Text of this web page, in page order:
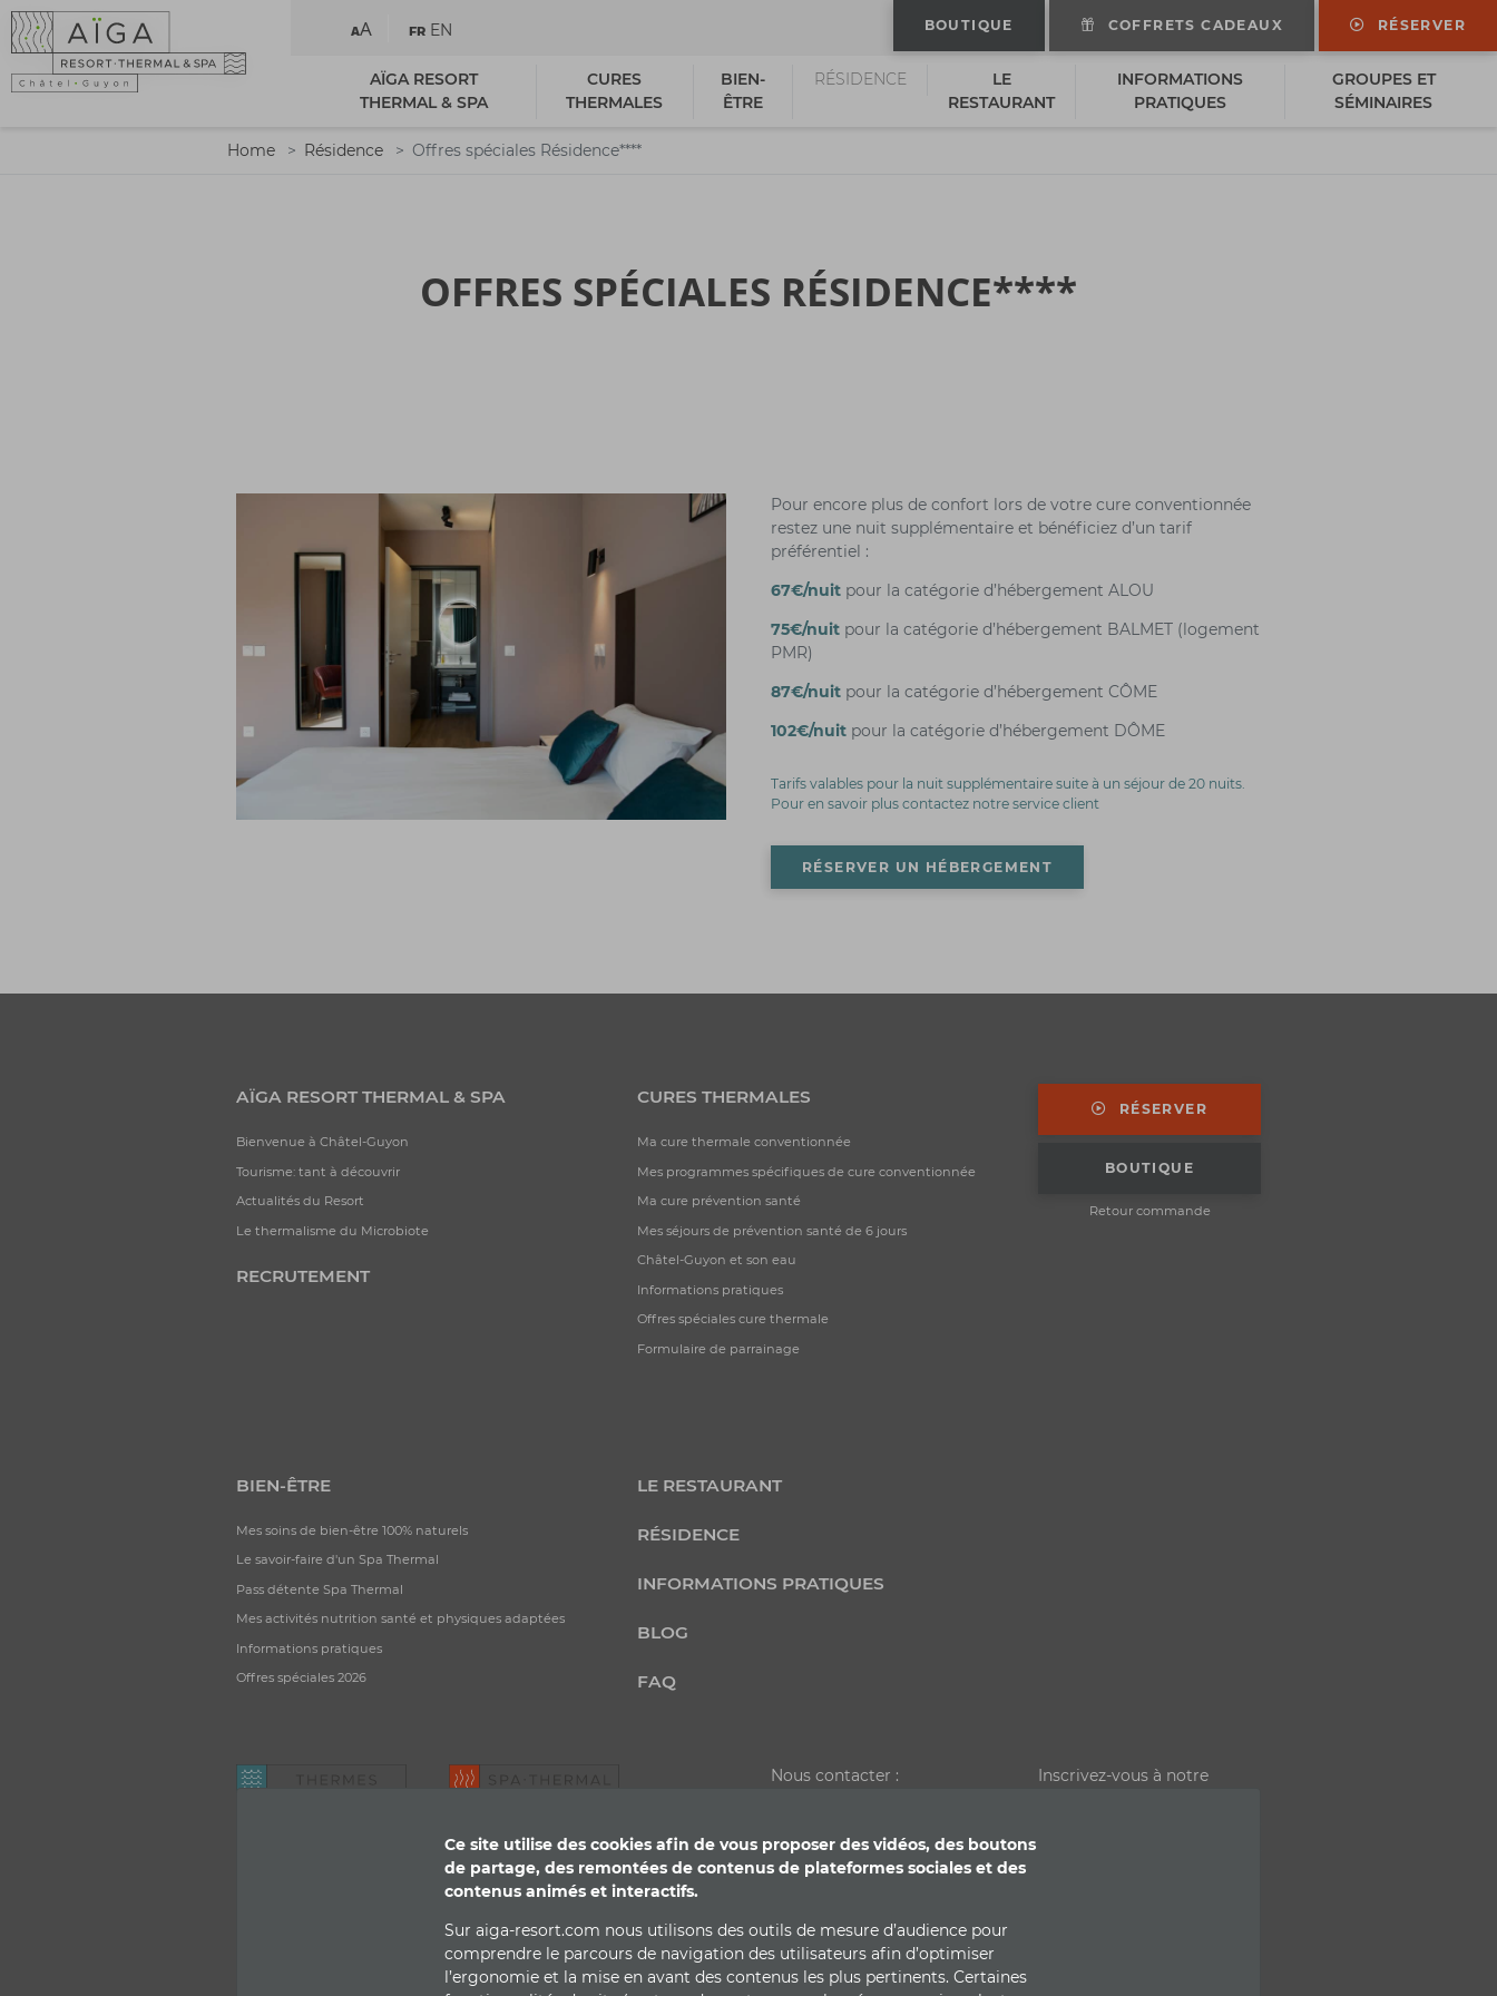
BOUTIQUE COFFRETS CADEAUX RÉSERVER
AÏGA RESORT
THERMAL & SPA
CURES
THERMALES
BIEN-
ÊTRE
RÉSIDENCE
LE
RESTAURANT
INFORMATIONS
PRATIQUES
GROUPES ET
SÉMINAIRES
AA FR EN
Home Résidence Offres spéciales Résidence****
OFFRES SPÉCIALES RÉSIDENCE****
Pour encore plus de confort lors de votre cure conventionnée
restez une nuit supplémentaire et bénéficiez d’un tarif
préférentiel :
67€/nuit pour la catégorie d’hébergement ALOU
75€/nuit pour la catégorie d’hébergement BALMET (logement
PMR)
87€/nuit pour la catégorie d’hébergement CÔME
102€/nuit pour la catégorie d’hébergement DÔME
Tarifs valables pour la nuit supplémentaire suite à un séjour de 20 nuits.
Pour en savoir plus contactez notre service client
RÉSERVER UN HÉBERGEMENT
AÏGA RESORT THERMAL & SPA
Bienvenue à Châtel-Guyon
Tourisme: tant à découvrir
Actualités du Resort
Le thermalisme du Microbiote
RECRUTEMENT
CURES THERMALES
Ma cure thermale conventionnée
Mes programmes spécifiques de cure conventionnée
Ma cure prévention santé
Mes séjours de prévention santé de 6 jours
Châtel-Guyon et son eau
Informations pratiques
Offres spéciales cure thermale
Formulaire de parrainage
BIEN-ÊTRE
Mes soins de bien-être 100% naturels
Le savoir-faire d'un Spa Thermal
Pass détente Spa Thermal
Mes activités nutrition santé et physiques adaptées
Informations pratiques
Offres spéciales 2026
LE RESTAURANT
RÉSIDENCE
INFORMATIONS PRATIQUES
BLOG
FAQ
RÉSERVER
BOUTIQUE
Retour commande
Nous contacter :
Inscrivez-vous à notre
Ce site utilise des cookies afin de vous proposer des vidéos, des boutons
de partage, des remontées de contenus de plateformes sociales et des
contenus animés et interactifs.
Sur aiga-resort.com nous utilisons des outils de mesure d’audience pour
comprendre le parcours de navigation des utilisateurs afin d’optimiser
l’ergonomie et la mise en avant des contenus les plus pertinents. Certaines